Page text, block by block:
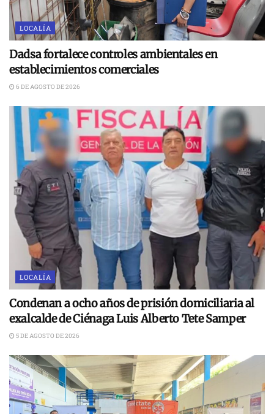
LOCALÍA
Dadsa fortalece controles ambientales en
establecimientos comerciales
6 DE AGOSTO DE 2026
LOCALÍA
Condenan a ocho años de prisión domiciliaria al
exalcalde de Ciénaga Luis Alberto Tete Samper
5 DE AGOSTO DE 2026